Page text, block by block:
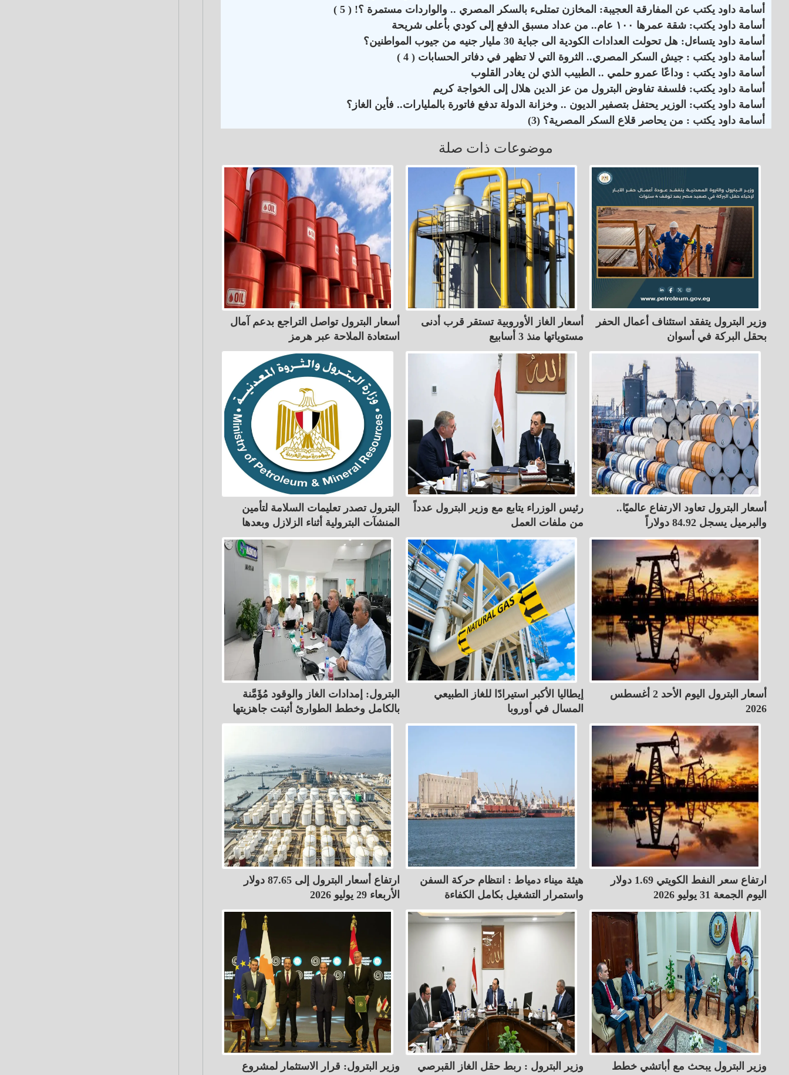
أسامة داود يكتب عن المفارقة العجيبة: المخازن تمتلىء بالسكر المصري .. والواردات مستمرة ؟! ( 5 )
أسامة داود يكتب: شقة عمرها ١٠٠ عام.. من عداد مسبق الدفع إلى كودي بأعلى شريحة
أسامة داود يتساءل: هل تحولت العدادات الكودية الى جباية 30 مليار جنيه من جيوب المواطنين؟
أسامة داود يكتب : جيش السكر المصري.. الثروة التي لا تظهر في دفاتر الحسابات ( 4 )
أسامة داود يكتب : وداعًا عمرو حلمي .. الطبيب الذي لن يغادر القلوب
أسامة داود يكتب: فلسفة تفاوض البترول من عز الدين هلال إلى الخواجة كريم
أسامة داود يكتب: الوزير يحتفل بتصفير الديون .. وخزانة الدولة تدفع فاتورة بالمليارات.. فأين الغاز؟
أسامة داود يكتب : من يحاصر قلاع السكر المصرية؟ (3)
موضوعات ذات صلة
وزير البترول يتفقد استئناف أعمال الحفر
بحقل البركة في أسوان
أسعار الغاز الأوروبية تستقر قرب أدنى
مستوياتها منذ 3 أسابيع
أسعار البترول تواصل التراجع بدعم آمال
استعادة الملاحة عبر هرمز
أسعار البترول تعاود الارتفاع عالميًا..
والبرميل يسجل 84.92 دولاراً
رئيس الوزراء يتابع مع وزير البترول عدداً
من ملفات العمل
البترول تصدر تعليمات السلامة لتأمين
المنشآت البترولية أثناء الزلازل وبعدها
أسعار البترول اليوم الأحد 2 أغسطس
2026
إيطاليا الأكبر استيرادًا للغاز الطبيعي
المسال في أوروبا
البترول: إمدادات الغاز والوقود مُؤَمَّنة
بالكامل وخطط الطوارئ أثبتت جاهزيتها
ارتفاع سعر النفط الكويتي 1.69 دولار
اليوم الجمعة 31 يوليو 2026
هيئة ميناء دمياط : انتظام حركة السفن
واستمرار التشغيل بكامل الكفاءة
ارتفاع أسعار البترول إلى 87.65 دولار
الأربعاء 29 يوليو 2026
وزير البترول يبحث مع أباتشي خطط
وزير البترول : ربط حقل الغاز القبرصي
وزير البترول: قرار الاستثمار لمشروع